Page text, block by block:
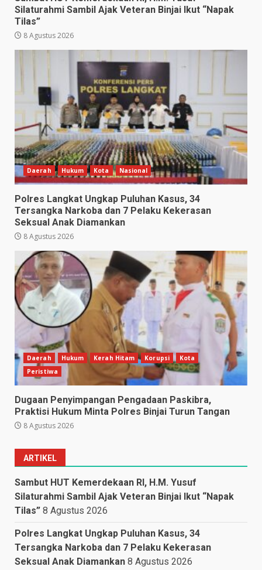
Silaturahmi Sambil Ajak Veteran Binjai Ikut “Napak
Tilas”
8 Agustus 2026
Daerah Hukum Kota Nasional
Polres Langkat Ungkap Puluhan Kasus, 34
Tersangka Narkoba dan 7 Pelaku Kekerasan
Seksual Anak Diamankan
8 Agustus 2026
Daerah Hukum Kerah Hitam Korupsi
Kota
Peristiwa
Dugaan Penyimpangan Pengadaan Paskibra,
Praktisi Hukum Minta Polres Binjai Turun Tangan
8 Agustus 2026
ARTIKEL
Sambut HUT Kemerdekaan RI, H.M. Yusuf
Silaturahmi Sambil Ajak Veteran Binjai Ikut “Napak
Tilas” 8 Agustus 2026
Polres Langkat Ungkap Puluhan Kasus, 34
Tersangka Narkoba dan 7 Pelaku Kekerasan
Seksual Anak Diamankan 8 Agustus 2026